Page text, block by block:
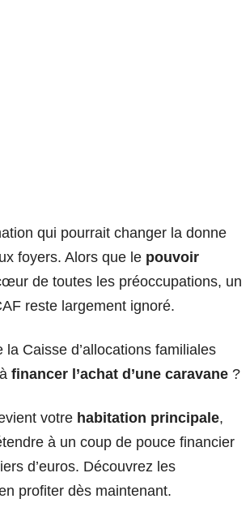
qui pourrait changer la donne
foyers. Alors que le pouvoir
de toutes les préoccupations, un
reste largement ignoré.
la Caisse d’allocations familiales
financer l’achat d’une caravane ?
votre habitation principale,
à un coup de pouce financier
d’euros. Découvrez les
profiter dès maintenant.